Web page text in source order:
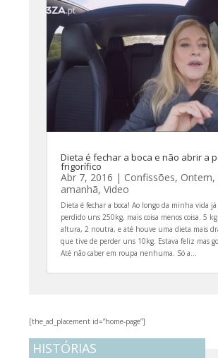
Dieta é fechar a boca e não abrir a
frigorífico
Abr 7, 2016 | Confissões, Ontem,
amanhã, Video
Dieta é fechar a boca! Ao longo da minha vida
perdido uns 250kg, mais coisa menos coisa. 5
altura, 2 noutra, e até houve uma dieta mais
que tive de perder uns 10kg. Estava feliz mas
Até não caber em roupa nenhuma. Só a...
[the_ad_placement id=”home-page”]
HISTÓRIAS